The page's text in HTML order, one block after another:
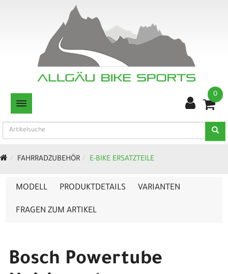
TOGGLE NAVIGATION
0
FAHRRADZUBEHÖR E-BIKE ERSATZTEILE
MODELL PRODUKTDETAILS VARIANTEN
FRAGEN ZUM ARTIKEL
Bosch Powertube